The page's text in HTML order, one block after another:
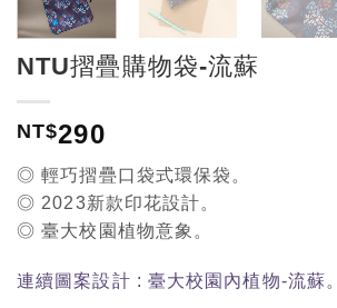
NTU摺疊購物袋-流蘇
NT$290
◎ 輕巧摺疊口袋式環保袋。
◎ 2023新款印花設計。
◎ 臺大校園植物意象。
連續圖案設計 : 臺大校園內植物-流蘇。